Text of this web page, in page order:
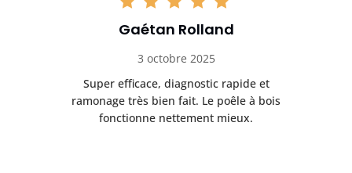
Gaétan Rolland
3 octobre 2025
Super efficace, diagnostic rapide et
ramonage très bien fait. Le poêle à bois
fonctionne nettement mieux.